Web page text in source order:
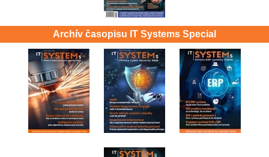
Archív časopisu IT Systems Special